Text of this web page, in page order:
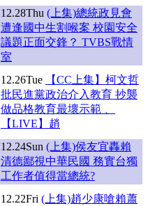
12.28Thu (上集)總統政見會
遭逢國中生割喉案 校園安全
議題正面交鋒？ TVBS戰情
室
12.26Tue
【CC上集】柯文哲
批民進黨政治介入教育 抄襲
做品格教育最壞示範 、
【LIVE】趙
12.24Sun (上集)侯友宜轟賴
清德鄙視中華民國 務實台獨
工作者值得當總統?
12.22Fri (上集)趙少康嗆賴蕭